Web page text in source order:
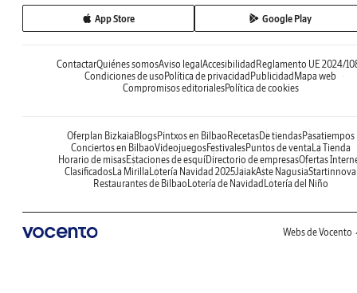
App Store Google Play
ContactarQuiénes somosAviso legal Accesibilidad Reglamento UE 2024/
Condiciones de uso Política de privacidad Publicidad Mapa web
Compromisos editorialesPolítica de cookies
Oferplan Bizkaia BlogsPintxos en Bilbao RecetasDe tiendasPasatiempos
Conciertos en BilbaoVideojuegosFestivalesPuntos de venta La Tienda
Horario de misasEstaciones de esquíDirectorio de empresasOfertas
ClasificadosLa Mirilla Lotería Navidad 2025JaiakAste NagusiaStartinnova
Restaurantes de Bilbao Lotería de Navidad Lotería del Niño
Webs de Vocento